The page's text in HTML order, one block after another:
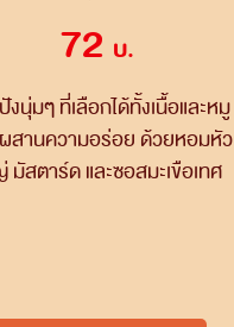
72 บ.
งนุ่มๆ ที่เลือกได้ทั้งเนื้อและหมู
สานความอร่อย ด้วยหอมหัว
มัสตาร์ด และซอสมะเขือเทศ